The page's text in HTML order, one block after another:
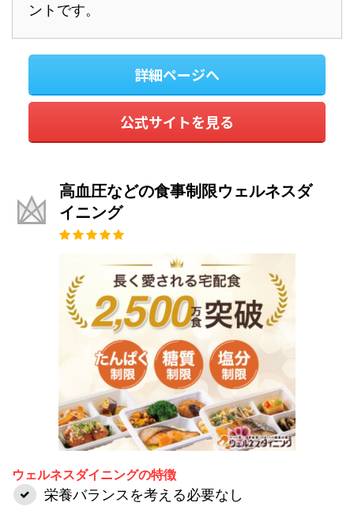
ントです。
詳細ページへ
公式サイトを見る
高血圧などの食事制限ウェルネスダ
イニング
ウェルネスダイニングの特徴
栄養バランスを考える必要なし